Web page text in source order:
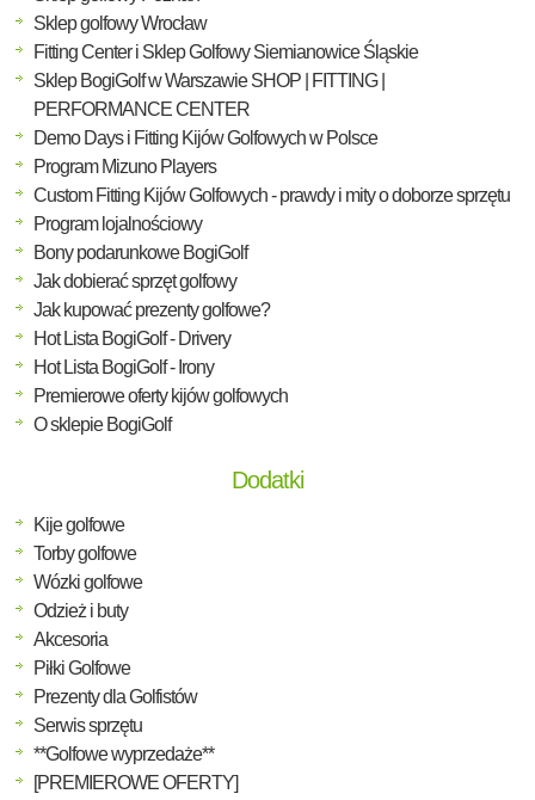
Sklep golfowy Wrocław
Fitting Center i Sklep Golfowy Siemianowice Śląskie
Sklep BogiGolf w Warszawie SHOP | FITTING |
PERFORMANCE CENTER
Demo Days i Fitting Kijów Golfowych w Polsce
Program Mizuno Players
Custom Fitting Kijów Golfowych - prawdy i mity o doborze sprzętu
Program lojalnościowy
Bony podarunkowe BogiGolf
Jak dobierać sprzęt golfowy
Jak kupować prezenty golfowe?
Hot Lista BogiGolf - Drivery
Hot Lista BogiGolf - Irony
Premierowe oferty kijów golfowych
O sklepie BogiGolf
Dodatki
Kije golfowe
Torby golfowe
Wózki golfowe
Odzież i buty
Akcesoria
Piłki Golfowe
Prezenty dla Golfistów
Serwis sprzętu
**Golfowe wyprzedaże**
[PREMIEROWE OFERTY]